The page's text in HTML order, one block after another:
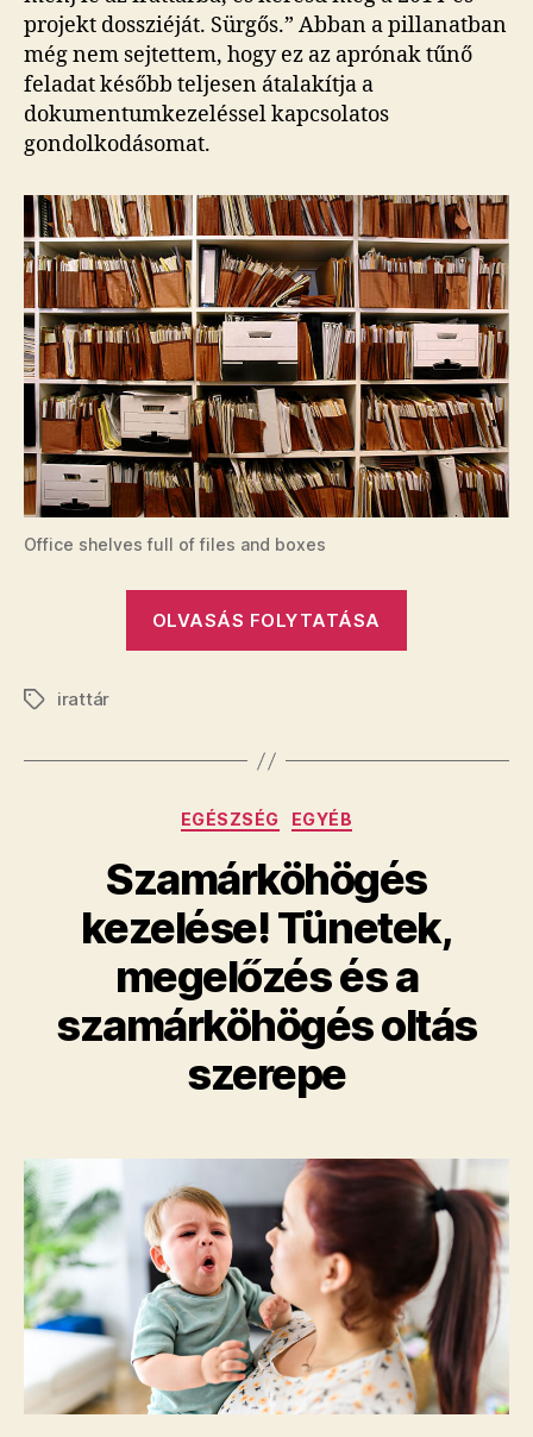
projekt dossziéját. Sürgős.” Abban a pillanatban
még nem sejtettem, hogy ez az aprónak tűnő
feladat később teljesen átalakítja a
dokumentumkezeléssel kapcsolatos
gondolkodásomat.
Office shelves full of files and boxes
OLVASÁS FOLYTATÁSA
örökre
való
Címkékirattár
Kategóriák
EGÉSZSÉG EGYÉB
Szamárköhögés
kezelése! Tünetek,
megelőzés és a
szamárköhögés oltás
szerepe